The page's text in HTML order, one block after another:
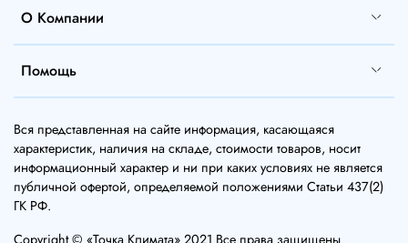
О Компании
Помощь
Вся представленная на сайте информация, касающаяся
характеристик, наличия на складе, стоимости товаров, носит
информационный характер и ни при каких условиях не является
публичной офертой, определяемой положениями Статьи 437(2)
ГК РФ.